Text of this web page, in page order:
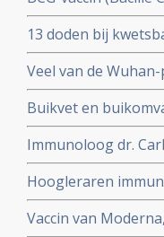
ziekten – mogelijk
uitstekende
13 doden bij
vaccin van Pfizer of
Veel van de
had zes maanden
Buikvet en
coronavirus -
Immunoloog dr.
risico's is. En
Hoogleraren
vitamine D tegen
coronavirus -
Vaccin van